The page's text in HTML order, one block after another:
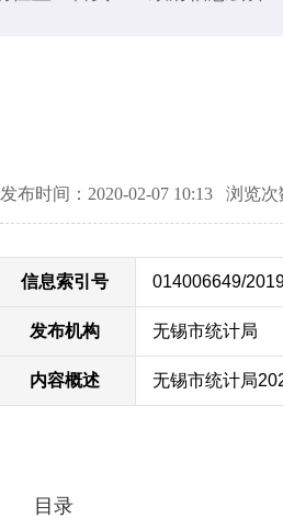
发布时间：2020-02-07 10:13 浏览次
信息索引号 014006649/
发布机构 无锡市统计局
内容概述 无锡市统计局
目录